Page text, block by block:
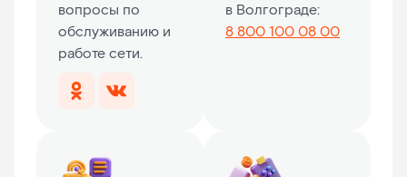
вопросы по
обслуживанию и
работе сети.
в Волгограде:
8 800 100 08 00